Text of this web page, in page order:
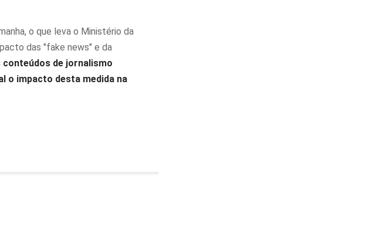
o que leva o Ministério da
das "fake news" e da
de jornalismo
o impacto desta medida na